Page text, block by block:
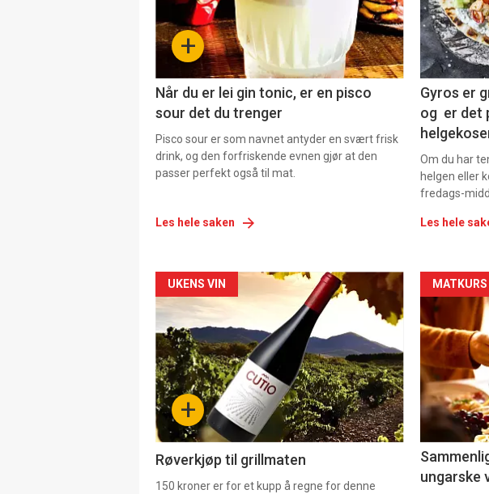
+
Når du er lei gin tonic, er en pisco
sour det du trenger
Pisco sour er som navnet antyder en svært frisk
drink, og den forfriskende evnen gjør at den
passer perfekt også til mat.
Les hele saken
-
2
Gyros er
og er det
Om du har
helgen eller
fredags-
Les hele
Forsiden
akkurat
nå
-
4 +
UKENS VIN
Røverkjøp til grillmaten
150 kroner er for et kupp å regne for denne
nå
-
5
ungarske